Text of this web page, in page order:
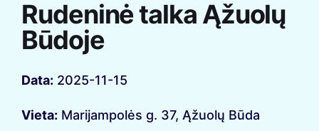
Rudeninė talka Ąžuolų
Būdoje
Data: 2025-11-15
Vieta: Marijampolės g. 37, Ąžuolų Būda